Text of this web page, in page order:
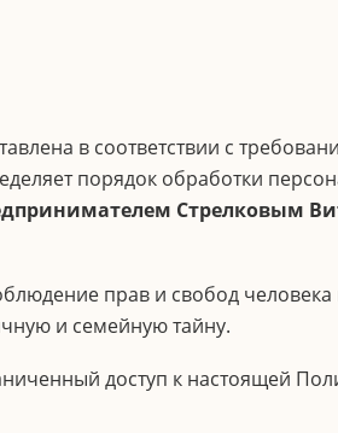
в соответствии с
порядок обработки
Стрелковым
прав и свобод
и семейную тайну.
доступ к настоящей